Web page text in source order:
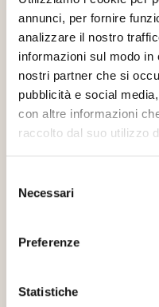
annunci, per fornire
analizzare il nostro
informazioni sul modo
nostri partner che si
pubblicità e social
con altre informazioni
raccolto dal suo utilizzo
delNecessari
Preferenze
Statistiche
la cultura nei musei e
borghi e colline.
Scopri di più